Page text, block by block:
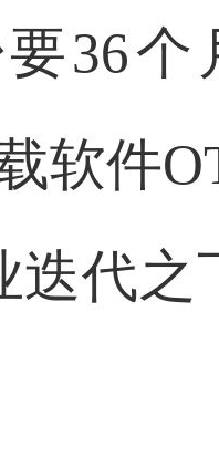
36个
软件
迭代之